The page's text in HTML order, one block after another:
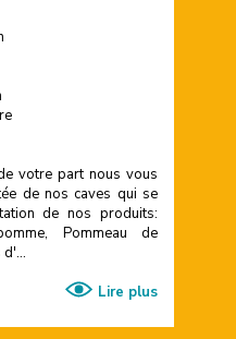
votre part nous vous
de nos caves qui se
de nos produits:
Pommeau de
Lire plus